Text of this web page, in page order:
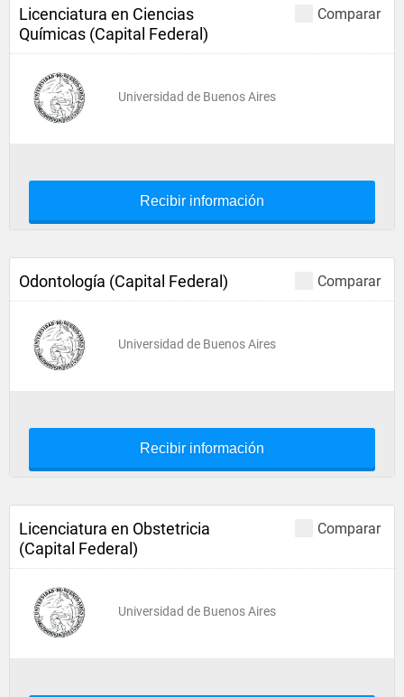
Comparar
Licenciatura en Ciencias
Químicas (Capital Federal)
Universidad de Buenos Aires
Recibir información
Comparar
Odontología (Capital Federal)
Universidad de Buenos Aires
Recibir información
Comparar
Licenciatura en Obstetricia
(Capital Federal)
Universidad de Buenos Aires